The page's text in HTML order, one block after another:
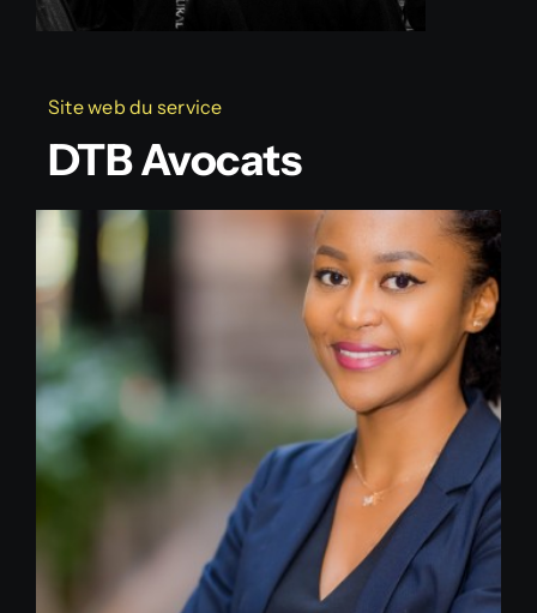
Site web du service
DTB Avocats